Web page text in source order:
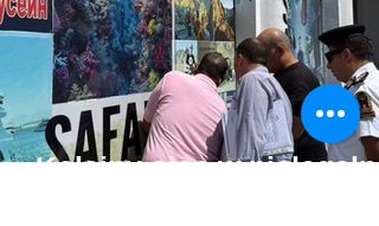
Kolejny cios w nielegalne